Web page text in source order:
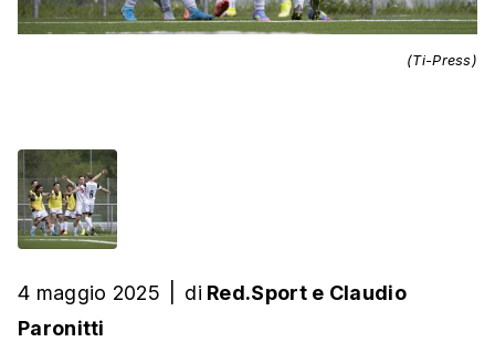
(Ti-Press)
4 maggio 2025 di Red.Sporte Claudio
Paronitti